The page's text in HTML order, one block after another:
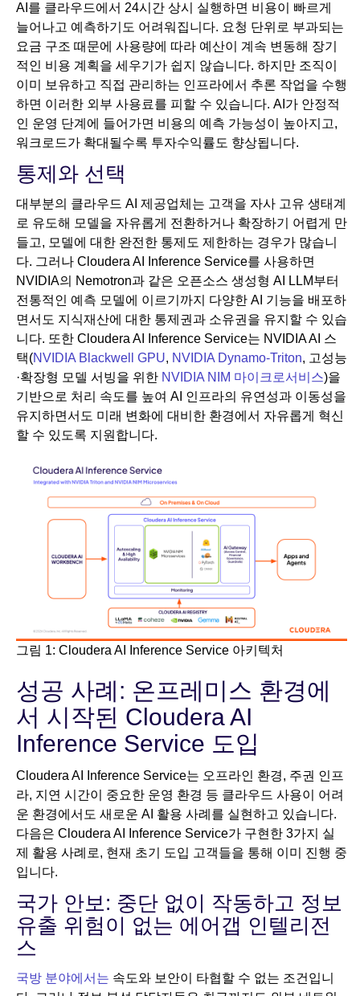
AI를 클라우드에서 24시간 상시 실행하면 비용이 빠르게
늘어나고 예측하기도 어려워집니다. 요청 단위로 부과되는
요금 구조 때문에 사용량에 따라 예산이 계속 변동해 장기
적인 비용 계획을 세우기가 쉽지 않습니다. 하지만 조직이
이미 보유하고 직접 관리하는 인프라에서 추론 작업을 수행
하면 이러한 외부 사용료를 피할 수 있습니다. AI가 안정적
인 운영 단계에 들어가면 비용의 예측 가능성이 높아지고,
워크로드가 확대될수록 투자수익률도 향상됩니다.
통제와 선택
대부분의 클라우드 AI 제공업체는 고객을 자사 고유 생태계
로 유도해 모델을 자유롭게 전환하거나 확장하기 어렵게 만
들고, 모델에 대한 완전한 통제도 제한하는 경우가 많습니
다. 그러나 Cloudera AI Inference Service를 사용하면
NVIDIA의 Nemotron과 같은 오픈소스 생성형 AI LLM부터
전통적인 예측 모델에 이르기까지 다양한 AI 기능을 배포하
면서도 지식재산에 대한 통제권과 소유권을 유지할 수 있습
니다. 또한 Cloudera AI Inference Service는 NVIDIA AI 스
택(NVIDIA Blackwell GPU, NVIDIA Dynamo-Triton, 고성능
·확장형 모델 서빙을 위한 NVIDIA NIM 마이크로서비스)을
기반으로 처리 속도를 높여 AI 인프라의 유연성과 이동성을
유지하면서도 미래 변화에 대비한 환경에서 자유롭게 혁신
할 수 있도록 지원합니다.
그림 1: Cloudera AI Inference Service 아키텍처
성공 사례: 온프레미스 환경에
서 시작된 Cloudera AI
Inference Service 도입
Cloudera AI Inference Service는 오프라인 환경, 주권 인프
라, 지연 시간이 중요한 운영 환경 등 클라우드 사용이 어려
운 환경에서도 새로운 AI 활용 사례를 실현하고 있습니다.
다음은 Cloudera AI Inference Service가 구현한 3가지 실
제 활용 사례로, 현재 초기 도입 고객들을 통해 이미 진행 중
입니다.
국가 안보: 중단 없이 작동하고 정보
유출 위험이 없는 에어갭 인텔리전
스
국방 분야에서는 속도와 보안이 타협할 수 없는 조건입니